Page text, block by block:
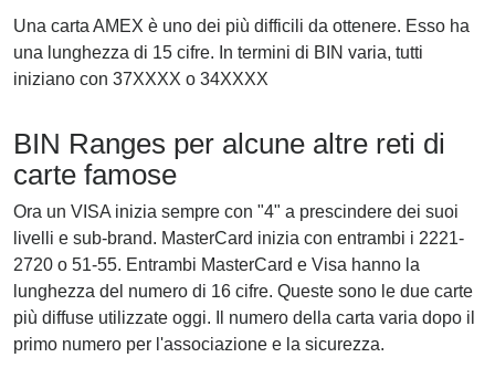
Una carta AMEX è uno dei più difficili da ottenere. Esso ha
una lunghezza di 15 cifre. In termini di BIN varia, tutti
iniziano con 37XXXX o 34XXXX
BIN Ranges per alcune altre reti di
carte famose
Ora un VISA inizia sempre con "4" a prescindere dei suoi
livelli e sub-brand. MasterCard inizia con entrambi i 2221-
2720 o 51-55. Entrambi MasterCard e Visa hanno la
lunghezza del numero di 16 cifre. Queste sono le due carte
più diffuse utilizzate oggi. Il numero della carta varia dopo il
primo numero per l'associazione e la sicurezza.